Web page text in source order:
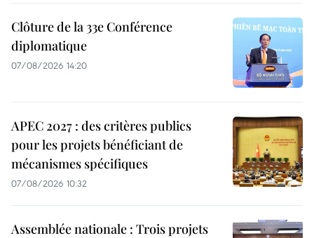
Clôture de la 33e Conférence
diplomatique
07/08/2026 14:20
APEC 2027 : des critères publics
pour les projets bénéficiant de
mécanismes spécifiques
07/08/2026 10:32
Assemblée nationale : Trois projets